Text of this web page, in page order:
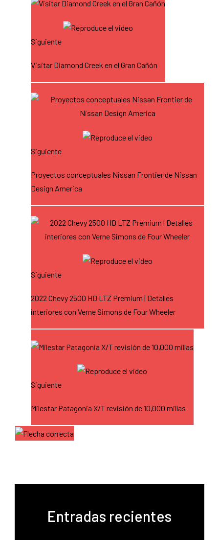
Siguiente
Visitar Diamond Creek en el Gran Cañón
Siguiente
Proyectos conceptuales Nissan Frontier de Nissan
Design America
Siguiente
2022 Chevy 2500 HD LTZ Premium | Detalles
interiores con Verne Simons de Four Wheeler
Siguiente
Milestar Patagonia X/T revisión de 10,000 millas
Entradas recientes